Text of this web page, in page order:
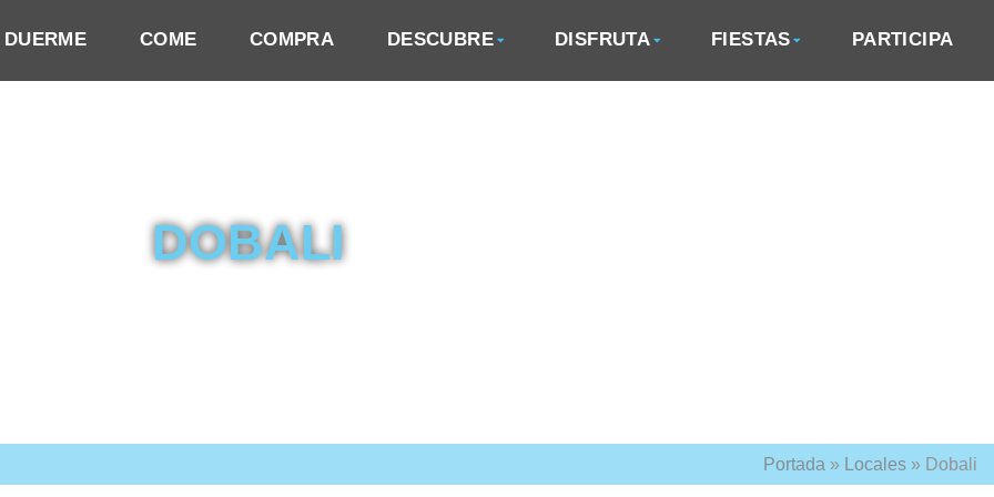
DUERME COME COMPRA DESCUBRE DISFRUTA FIESTAS PARTICIPA
DOBALI
Portada » Locales » Dobali